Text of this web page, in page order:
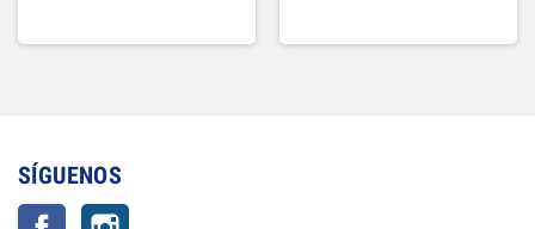
SÍGUENOS
Facebook